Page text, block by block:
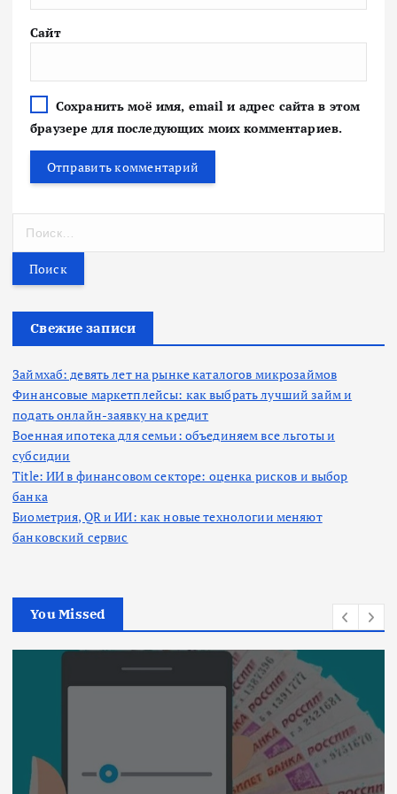
Сайт
Сохранить моё имя, email и адрес сайта в этом
браузере для последующих моих комментариев.
т
Свежие записи
Займхаб: девять лет на рынке каталогов микрозаймов
Финансовые маркетплейсы: как выбрать лучший займ и
подать онлайн-заявку на кредит
Военная ипотека для семьи: объединяем все льготы и
субсидии
Title: ИИ в финансовом секторе: оценка рисков и выбор
банка
Биометрия, QR и ИИ: как новые технологии меняют
банковский сервис
You Missed